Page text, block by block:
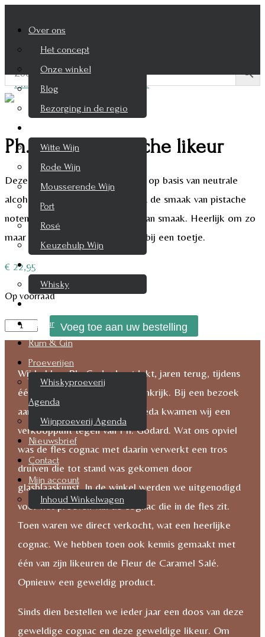
Over ons
Het concept
Onze winkel
Blog
Bezorging in de regio
Witte Wijn
Rode Wijn
Mousserende Wijn
Port
Rosé
Keuzehulp Wijn
Whisky
Whisky
Likeur
Rum & Gin
Proeverijen
Whiskyproeverij
Agenda
Wijnproeverij Agenda
Nieuwsbrief
Contact
Mijn account
Inhoud Winkelwagen
Ph. Godard Pistache likeur
Deze heerlijke likeur is gemaakt op basis van neutrale
alcohol met daaraan toegevoegd de smaak van pistache
noten. De likeur is zacht en vol van smaak. Heerlijk om zo
maar te drinken of te gebruiken bij een toetje.
€ 22,95
Op voorraad
Ph.
Godard
Pistache
likeur
aantal
Voeg toe aan uw bestelling
Wij hebben Ph. Godard ontdekt, jaren terug, tijdens
één van onze vakanties in Frankrijk. Bij een bezoek
aan het plaatsje Sarlat-la-Canéda kwamen wij een
verkooppunt tegen van Ph. Godard. Wat ons opviel
was de fles cognac met daarin verwerkt een tros
druiven die tot stand was gekomen door
glasblaaskunst. In de winkel werden we uitgenodigd
voor het proeven van de cognac die in de fles zit.
Toen waren we direct verkocht, wat een heerlijke
cognac. We hebben toen ook kennis gemaakt met
één van zijn likeuren de Fleur de Caramel Salé.
Opnieuw een geweldig product.
Sinds dien bestellen we ieder jaar een doos van deze
geweldige cognac en deze geweldige likeur. Om